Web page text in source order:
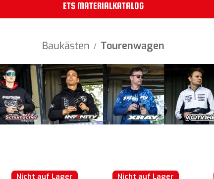
ETS MATERIALKATALOG
Baukästen / Tourenwagen
Nicht auf Lager
Nicht auf Lager